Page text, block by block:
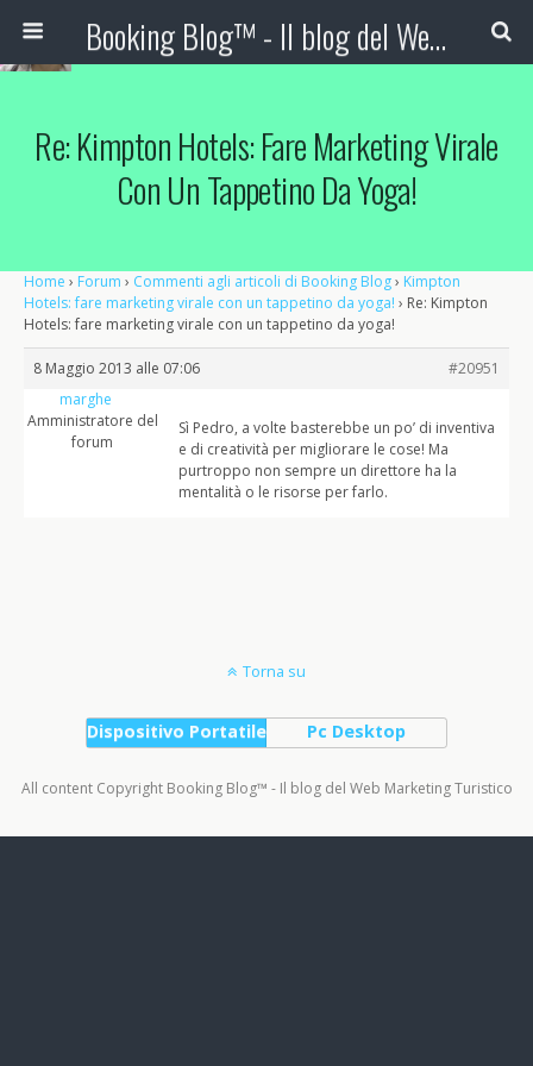
Booking Blog™ - Il blog del Web Marketing Turistico
Re: Kimpton Hotels: Fare Marketing Virale
Con Un Tappetino Da Yoga!
Home › Forum › Commenti agli articoli di Booking Blog› Kimpton
Hotels: fare marketing virale con un tappetino da yoga! › Re: Kimpton
Hotels: fare marketing virale con un tappetino da yoga!
8 Maggio 2013 alle 07:06
#20951
marghe
Amministratore del
forum
Sì Pedro, a volte basterebbe un po’ di inventiva
e di creatività per migliorare le cose! Ma
purtroppo non sempre un direttore ha la
mentalità o le risorse per farlo.
Torna su
Dispositivo Portatile Pc Desktop
All content Copyright Booking Blog™ - Il blog del Web Marketing Turistico